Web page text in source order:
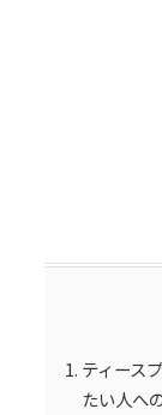
ティース
たい人へ